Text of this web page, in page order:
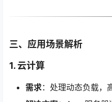
三、应用场景解析
1. 云计算
需求：处理动态负载，